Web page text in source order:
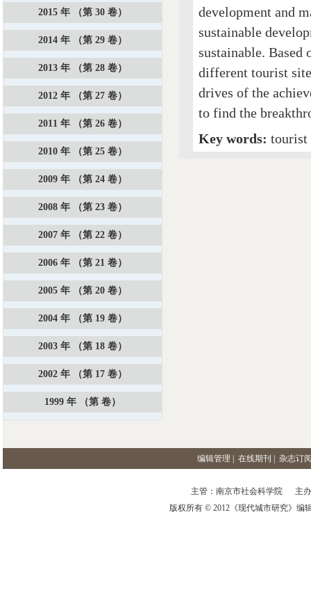
development and
sustainable
sustainable.
different tourist
drives of the
to find the
Key words: tourist
2015 年 （第 30 卷）
2014 年 （第 29 卷）
2013 年 （第 28 卷）
2012 年 （第 27 卷）
2011 年 （第 26 卷）
2010 年 （第 25 卷）
2009 年 （第 24 卷）
2008 年 （第 23 卷）
2007 年 （第 22 卷）
2006 年 （第 21 卷）
2005 年 （第 20 卷）
2004 年 （第 19 卷）
2003 年 （第 18 卷）
2002 年 （第 17 卷）
1999 年 （第 卷）
编辑管理 在线期刊 杂志订
主管：南京市社会科学院 主
版权所有 © 2012《现代城市研究》编